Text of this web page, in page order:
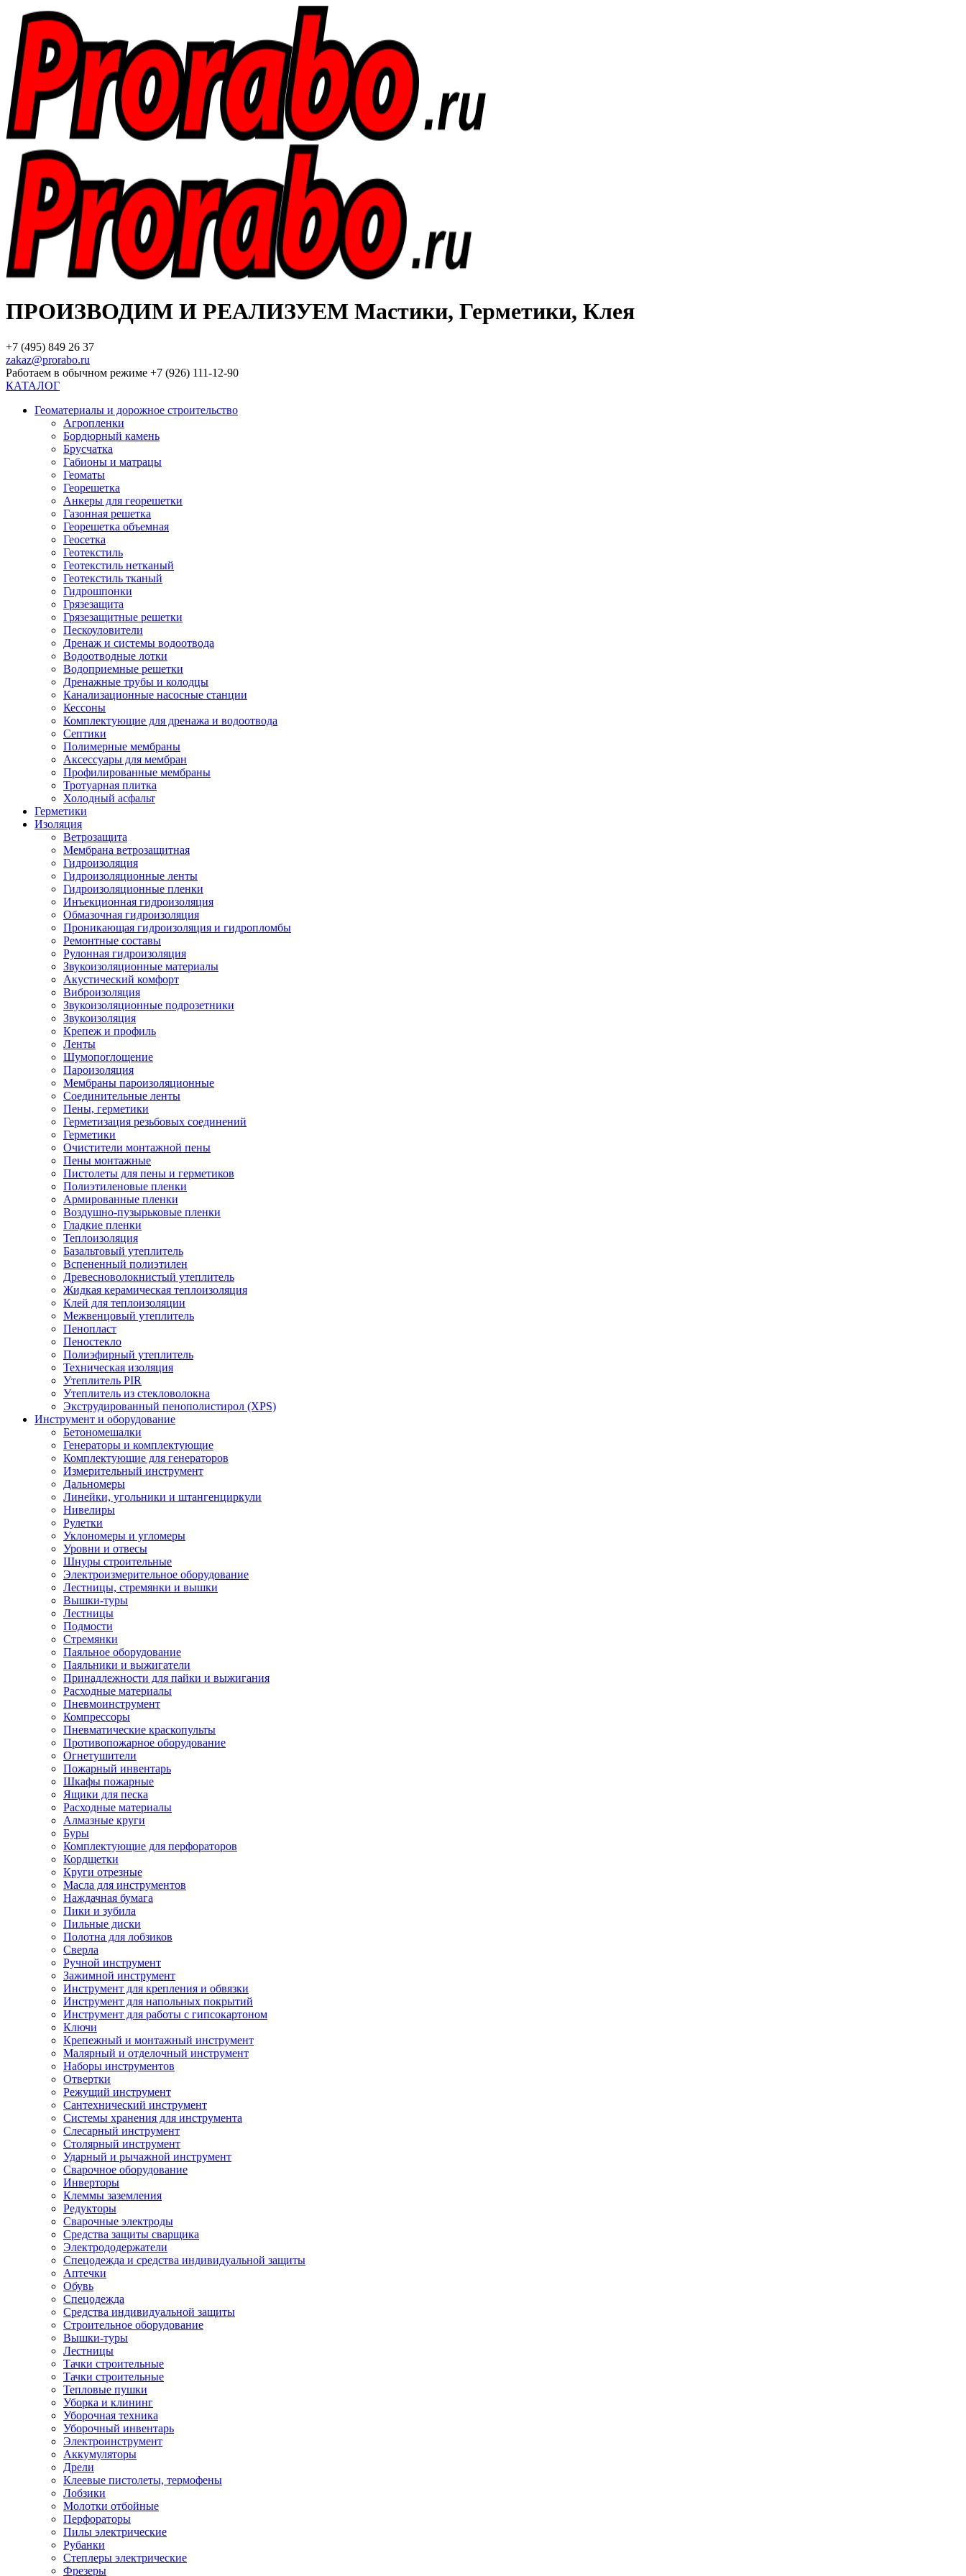
ПРОИЗВОДИМ И РЕАЛИЗУЕМ Мастики, Герметики, Клея
+7 (495) 849 26 37
zakaz@prorabo.ru
Работаем в обычном режиме +7 (926) 111-12-90
КАТАЛОГ
Геоматериалы и дорожное строительство
Агропленки
Бордюрный камень
Брусчатка
Габионы и матрацы
Геоматы
Георешетка
Анкеры для георешетки
Газонная решетка
Георешетка объемная
Геосетка
Геотекстиль
Геотекстиль нетканый
Геотекстиль тканый
Гидрошпонки
Грязезащита
Грязезащитные решетки
Пескоуловители
Дренаж и системы водоотвода
Водоотводные лотки
Водоприемные решетки
Дренажные трубы и колодцы
Канализационные насосные станции
Кессоны
Комплектующие для дренажа и водоотвода
Септики
Полимерные мембраны
Аксессуары для мембран
Профилированные мембраны
Тротуарная плитка
Холодный асфальт
Герметики
Изоляция
Ветрозащита
Мембрана ветрозащитная
Гидроизоляция
Гидроизоляционные ленты
Гидроизоляционные пленки
Инъекционная гидроизоляция
Обмазочная гидроизоляция
Проникающая гидроизоляция и гидропломбы
Ремонтные составы
Рулонная гидроизоляция
Звукоизоляционные материалы
Акустический комфорт
Виброизоляция
Звукоизоляционные подрозетники
Звукоизоляция
Крепеж и профиль
Ленты
Шумопоглощение
Пароизоляция
Мембраны пароизоляционные
Соединительные ленты
Пены, герметики
Герметизация резьбовых соединений
Герметики
Очистители монтажной пены
Пены монтажные
Пистолеты для пены и герметиков
Полиэтиленовые пленки
Армированные пленки
Воздушно-пузырьковые пленки
Гладкие пленки
Теплоизоляция
Базальтовый утеплитель
Вспененный полиэтилен
Древесноволокнистый утеплитель
Жидкая керамическая теплоизоляция
Клей для теплоизоляции
Межвенцовый утеплитель
Пенопласт
Пеностекло
Полиэфирный утеплитель
Техническая изоляция
Утеплитель PIR
Утеплитель из стекловолокна
Экструдированный пенополистирол (XPS)
Инструмент и оборудование
Бетономешалки
Генераторы и комплектующие
Комплектующие для генераторов
Измерительный инструмент
Дальномеры
Линейки, угольники и штангенциркули
Нивелиры
Рулетки
Уклономеры и угломеры
Уровни и отвесы
Шнуры строительные
Электроизмерительное оборудование
Лестницы, стремянки и вышки
Вышки-туры
Лестницы
Подмости
Стремянки
Паяльное оборудование
Паяльники и выжигатели
Принадлежности для пайки и выжигания
Расходные материалы
Пневмоинструмент
Компрессоры
Пневматические краскопульты
Противопожарное оборудование
Огнетушители
Пожарный инвентарь
Шкафы пожарные
Ящики для песка
Расходные материалы
Алмазные круги
Буры
Комплектующие для перфораторов
Кордщетки
Круги отрезные
Масла для инструментов
Наждачная бумага
Пики и зубила
Пильные диски
Полотна для лобзиков
Сверла
Ручной инструмент
Зажимной инструмент
Инструмент для крепления и обвязки
Инструмент для напольных покрытий
Инструмент для работы с гипсокартоном
Ключи
Крепежный и монтажный инструмент
Малярный и отделочный инструмент
Наборы инструментов
Отвертки
Режущий инструмент
Сантехнический инструмент
Системы хранения для инструмента
Слесарный инструмент
Столярный инструмент
Ударный и рычажной инструмент
Сварочное оборудование
Инверторы
Клеммы заземления
Редукторы
Сварочные электроды
Средства защиты сварщика
Электрододержатели
Спецодежда и средства индивидуальной защиты
Аптечки
Обувь
Спецодежда
Средства индивидуальной защиты
Строительное оборудование
Вышки-туры
Лестницы
Тачки строительные
Тачки строительные
Тепловые пушки
Уборка и клининг
Уборочная техника
Уборочный инвентарь
Электроинструмент
Аккумуляторы
Дрели
Клеевые пистолеты, термофены
Лобзики
Молотки отбойные
Перфораторы
Пилы электрические
Рубанки
Степлеры электрические
Фрезеры